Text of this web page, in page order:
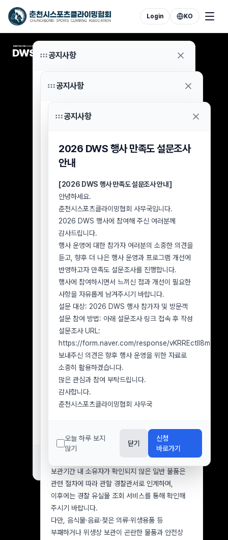
Login KO
공지사항
2026 DWS 7월 8일 우천 취소
참가자 환불 신청 안내
2026년 7월 8일 우천으로 취소된 DWS 행사
참가자 중 아직 참가비 환불을 신청하지 않으신
2026 DWS 행사가8월 2일(일)을 끝으로
종료됨에 따라, 미신청 환불 건에 대한 최종
접수기한을 아래와 같이 안내드립니다.
■ 환불 신청 대상
2026년 7월 8일 행사 참가 신청자 중 우천 취소에
따른 환불을 아직 신청하지 않은 참가자
■ 환불 신청 기한
2026년 8월 9일(일)까지
■ 유의사항
환불을 원하시는 참가자께서는 반드시 기한 내 환불
신청을 접수해 주시기 바랍니다.
2026년 8월 9일(일)까지 환불 신청이 접수되지
않은 경우, 환불 의사가 없는 것으로 간주하며
이후에는 참가비 환불이 불가합니다.
환불 신청 시 참가자 성명, 연락처, 환불 계좌번호
및 예금주를 정확히 기재해 주시기 바랍니다.
아직 환불 신청을 하지 않으신 참가자께서는 기한을
확인하시어 반드시 기간 내 접수해 주시기
바랍니다.
공지사항
2026 DWS 행사 분실물 보관 및
[2026 DWS 행사 분실물 보관 및 수령 안내]
안녕하세요.
2026 DWS 행사장에서 습득된 분실물에 대해
안내드립니다.
행사장에서 물품을 분실하신 참가자 및
방문객께서는 아래 내용을 확인하신 후 협회
사무국으로 문의해 주시기 바랍니다.
1. 분실물 확인 및 문의 방법
분실물 확인을 원하시는 경우 아래 정보를 함께
보내주시기 바랍니다.
분실자 성명 및 연락처
행사 참가 또는 방문 일자
분실한 것으로 추정되는 장소
분실물의 종류, 색상, 브랜드 및 특징 을
알려주십시오.
2. 분실물 수령 방법
분실물은 원칙적으로 본인 확인 후 직접 수령하실
수 있습니다.
부득이하게 택배 수령을 요청하시는 경우 본인
물품임이 확인된 후 착불로 발송할 수 있으며, 배송
과정에서 발생하는 파손이나 분실에 대해서는
3. 분실물 보관기간
행사장에서 습득된 분실물은습득일로부터 7일간
보관기간 내 소유자가 확인되지 않은 일반 물품은
관련 절차에 따라 관할 경찰관서로 인계하며,
이후에는 경찰 유실물 조회 서비스를 통해 확인해
주시기 바랍니다.
다만, 음식물·음료·젖은 의류·위생용품 등
부패하거나 위생상 보관이 곤란한 물품과 안전상
공지사항
2026 DWS 행사 만족도 설문조사
안내
[2026 DWS 행사 만족도 설문조사 안내]
안녕하세요.
춘천시스포츠클라이밍협회 사무국입니다.
2026 DWS 행사에 참여해 주신 여러분께
감사드립니다.
행사 운영에 대한 참가자 여러분의 소중한 의견을
듣고, 향후 더 나은 행사 운영과 프로그램 개선에
반영하고자 만족도 설문조사를 진행합니다.
행사에 참여하시면서 느끼신 점과 개선이 필요한
사항을 자유롭게 남겨주시기 바랍니다.
설문 대상: 2026 DWS 행사 참가자 및 방문객
설문 참여 방법: 아래 설문조사 링크 접속 후 작성
설문조사 URL:
https://form.naver.com/response/
보내주신 의견은 향후 행사 운영을 위한 자료로
소중히 활용하겠습니다.
많은 관심과 참여 부탁드립니다.
감사합니다.
춘천시스포츠클라이밍협회 사무국
오늘 하루 보지
않기
닫기
신청
바로가기
DEEP WATER SOLOING
DWS